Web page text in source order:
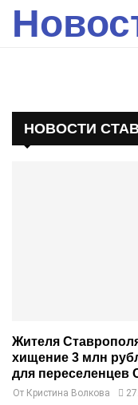
НОВОСТИ
Жителя
хищение 3 млн
для переселенцев
От Кристина Волкова